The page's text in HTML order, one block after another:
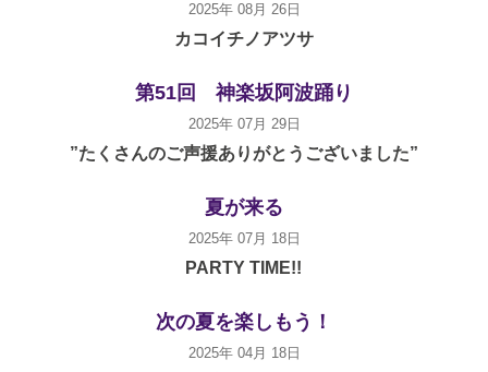
2025年 08月 26日
カコイチノアツサ
第51回 神楽坂阿波踊り
2025年 07月 29日
”たくさんのご声援ありがとうございました”
夏が来る
2025年 07月 18日
PARTY TIME!!
次の夏を楽しもう！
2025年 04月 18日